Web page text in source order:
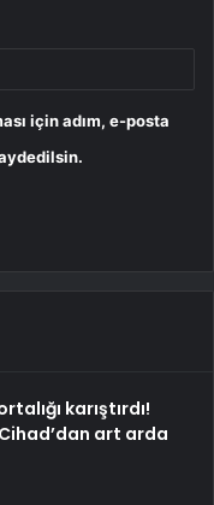
için adım, e-posta
karıştırdı!
art arda